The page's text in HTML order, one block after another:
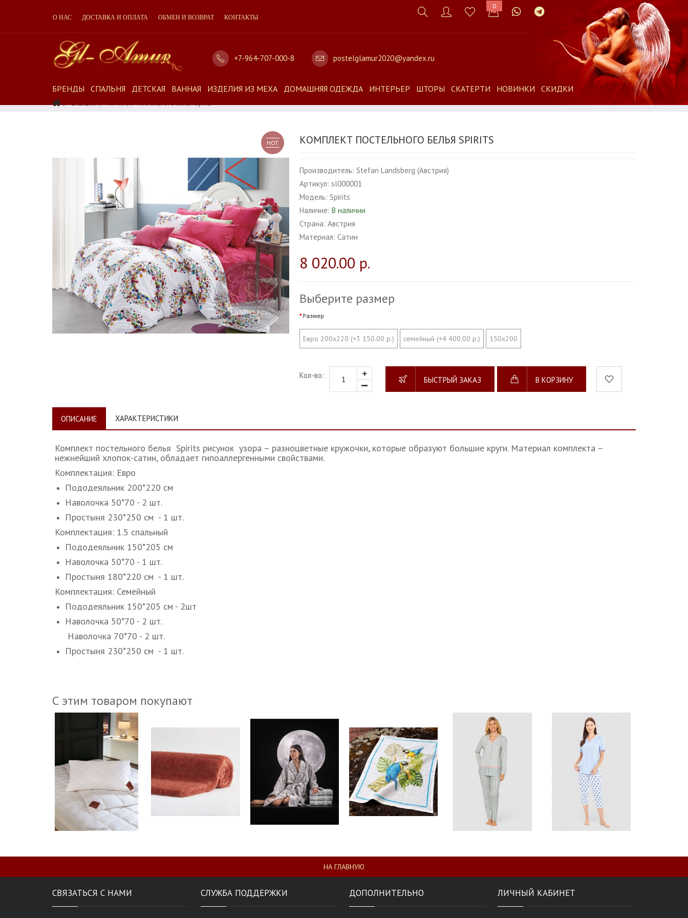
0
О НАС ДОСТАВКА И ОПЛАТА ОБМЕН И ВОЗВРАТ КОНТАКТЫ
+7-964-707-000-8 postelglamur2020@yandex.ru
БРЕНДЫ СПАЛЬНЯ ДЕТСКАЯ ВАННАЯ ИЗДЕЛИЯ ИЗ МЕХА ДОМАШНЯЯ ОДЕЖДА ИНТЕРЬЕР ШТОРЫ СКАТЕРТИ НОВИНКИ СКИДКИ
Спальня Комплект Постельного Белья Spirits
HOT КОМПЛЕКТ ПОСТЕЛЬНОГО БЕЛЬЯ SPIRITS
Производитель: Stefan Landsberg (Австрия)
Артикул: sl000001
Модель: Spirits
Наличие: В наличии
Страна: Австрия
Материал: Сатин
8 020.00 р.
Выберите размер
Размер
Евро 200х220 (+3 150.00 р.) семейный (+4 400.00 р.) 150х200
Кол-во: БЫСТРЫЙ ЗАКАЗ В КОРЗИНУ
ОПИСАНИЕ ХАРАКТЕРИСТИКИ
Комплект постельного белья Spirits рисунок узора – разноцветные кружочки, которые образуют большие круги. Материал комплекта –
нежнейший хлопок-сатин, обладает гипоаллергенными свойствами.
Комплектация: Евро
Пододеяльник 200*220 см
Наволочка 50*70 - 2 шт.
Простыня 230*250 см - 1 шт.
Комплектация: 1.5 спальный
Пододеяльник 150*205 см
Наволочка 50*70 - 1 шт.
Простыня 180*220 см - 1 шт.
Комплектация: Семейный
Пододеяльник 150*205 см - 2шт
Наволочка 50*70 - 2 шт.
Наволочка 70*70 - 2 шт.
Простыня 230*250 см - 1 шт.
С этим товаром покупают
НА ГЛАВНУЮ
СВЯЗАТЬСЯ С НАМИ СЛУЖБА ПОДДЕРЖКИ ДОПОЛНИТЕЛЬНО ЛИЧНЫЙ КАБИНЕТ